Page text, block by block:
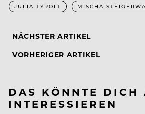
JULIA TYROLT MISCHA
NÄCHSTER ARTIKEL
VORHERIGER ARTIKEL
DAS KÖNNTE DICH
INTERESSIEREN